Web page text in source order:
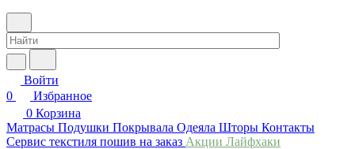
Войти
0
Избранное
0 Корзина
Матрасы Подушки Покрывала Одеяла Шторы Контакты
Сервис текстиля пошив на заказ Акции Лайфхаки